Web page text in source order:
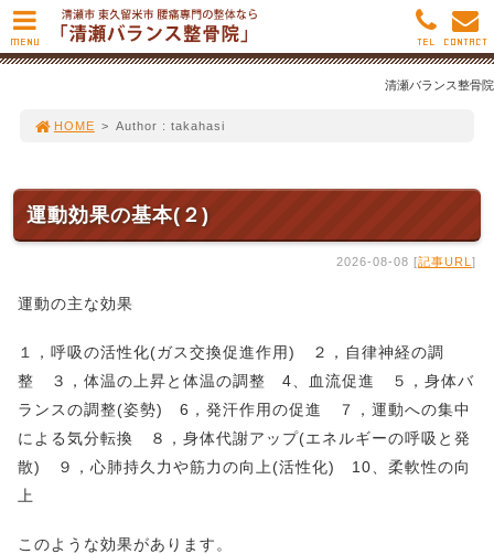
清瀬バランス整骨院
HOME > Author : takahasi
運動効果の基本(２)
2026-08-08 [記事URL ]
運動の主な効果
１，呼吸の活性化(ガス交換促進作用) ２，自律神経の調
整 ３，体温の上昇と体温の調整 4、血流促進 ５，身体バ
ランスの調整(姿勢) 6，発汗作用の促進 ７，運動への集中
による気分転換 ８，身体代謝アップ(エネルギーの呼吸と発
散) ９，心肺持久力や筋力の向上(活性化) 10、柔軟性の向
上
このような効果があります。
MENU CONTACT
TEL